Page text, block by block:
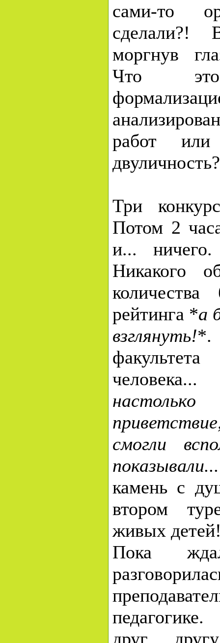
сами-то
сделали?!
моргнув
Что
работ или
Три
Потом 2
и...
Никакого
количества
рейтинга *а
взглянуть!*.
смогли
показывали...
камень с
втором
живых
Пока
друг